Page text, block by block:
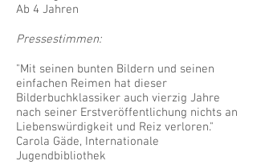
Ab 4 Jahren
Pressestimmen:
"Mit seinen bunten Bildern und seinen
einfachen Reimen hat dieser
Bilderbuchklassiker auch vierzig Jahre
nach seiner Erstveröffentlichung nichts an
Liebenswürdigkeit und Reiz verloren."
Carola Gäde, Internationale
Jugendbibliothek